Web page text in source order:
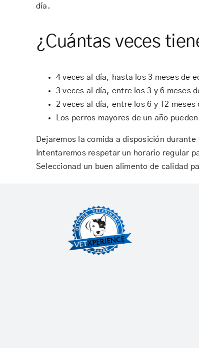
día.
¿Cuántas veces
4 veces al día, hasta los 3 meses de
3 veces al día, entre los 3 y 6 meses
2 veces al día, entre los 6 y 12 meses
Los perros mayores de un año
Dejaremos la comida a disposición
Intentaremos respetar un horario regular
Seleccionad un buen alimento de calidad